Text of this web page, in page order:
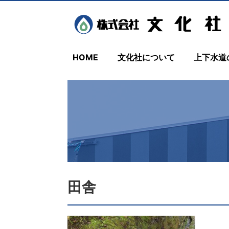
HOME 文化社について 上下水道
田舎